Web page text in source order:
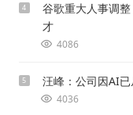
4
谷歌重大人事调
才
4086
5 汪峰：公司因AI
4036